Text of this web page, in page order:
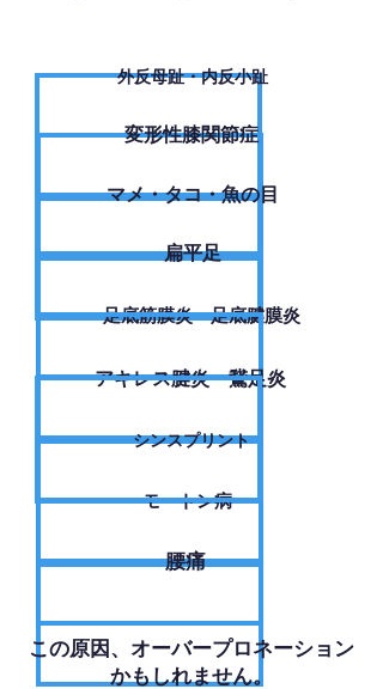
外反母趾・内反小趾
変形性膝関節症
​マメ・タコ・魚の目
扁平足
足底筋膜炎・足底腱膜炎
アキレス腱炎・鵞足炎
シンスプリント
モートン病
腰痛
​この原因、オーバープロネーション
かもしれません。